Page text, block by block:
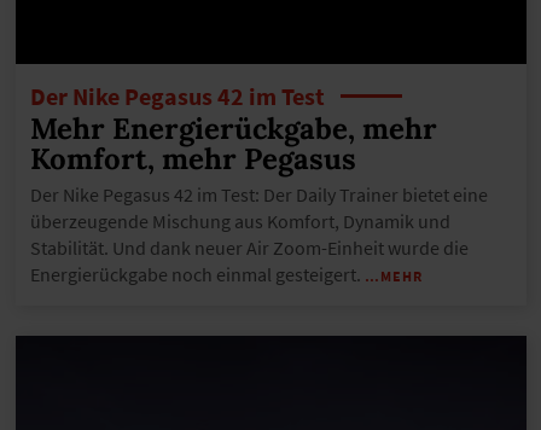
Der Nike Pegasus 42 im Test
Mehr Energierückgabe, mehr
Komfort, mehr Pegasus
Der Nike Pegasus 42 im Test: Der Daily Trainer bietet eine
überzeugende Mischung aus Komfort, Dynamik und
Stabilität. Und dank neuer Air Zoom-Einheit wurde die
Energierückgabe noch einmal gesteigert. …MEHR